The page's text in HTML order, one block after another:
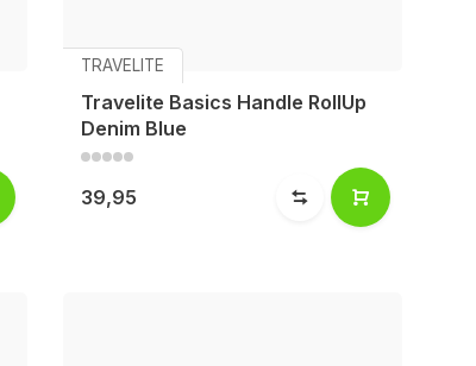
TRAVELITE
Travelite Basics Handle RollUp
Denim Blue
39,95